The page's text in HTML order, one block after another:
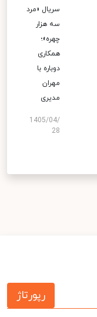
سریال «مرد
سه هزار
چهره»؛
همکاری
دوباره با
مهران
مدیری
1405/04/
28
رپورتاژ